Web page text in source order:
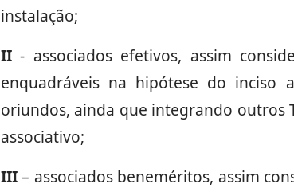
instalação;
II- associados efetivos, assim
enquadráveis na hipótese do inciso
oriundos, ainda que integrando outros
associativo;
III– associados beneméritos, assim